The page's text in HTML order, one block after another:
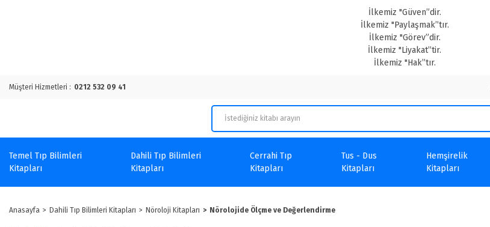
İlkemiz "Güven”dir.
İlkemiz "Paylaşmak”tır.
İlkemiz "Görev”dir.
İlkemiz "Liyakat”tir.
İlkemiz "Hak”tır.
Müşteri Hizmetleri : 0212 532 09 41
Temel Tıp Bilimleri
Kitapları
Dahili Tıp Bilimleri
Kitapları
Cerrahi Tıp
Kitapları
Tus - Dus
Kitapları
Hemşirelik
Kitapları
Anasayfa Dahili Tıp Bilimleri Kitapları Nöroloji Kitapları Nörolojide Ölçme ve Değerlendirme